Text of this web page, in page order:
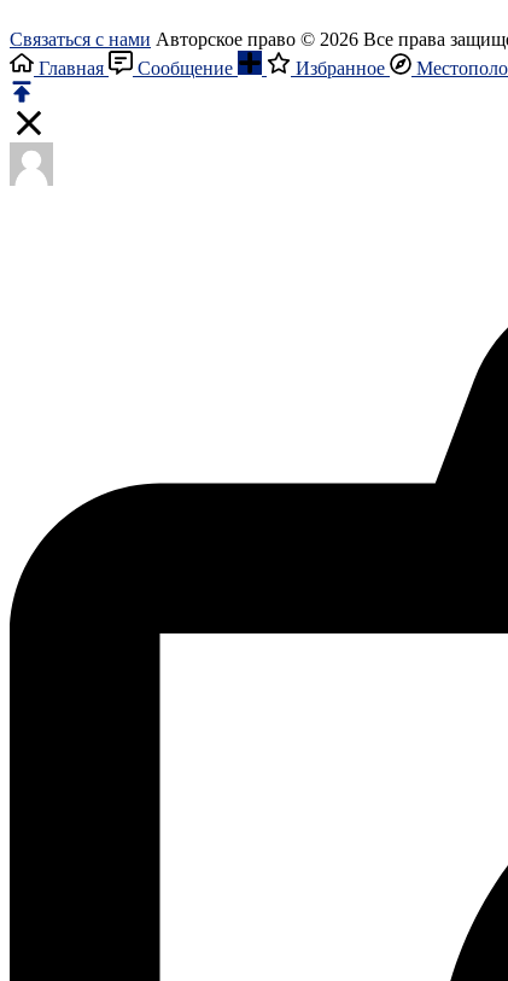
Связаться с нами Авторское право © 2026 Все права
Главная
Сообщение Избранное